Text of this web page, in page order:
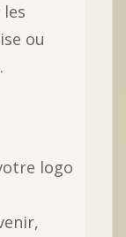
ou
logo